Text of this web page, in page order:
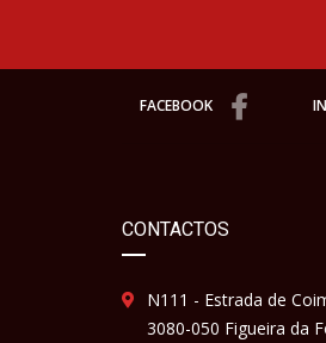
FACEBOOK
CONTACTOS
N111 - Estrada de
3080-050 Figueira da